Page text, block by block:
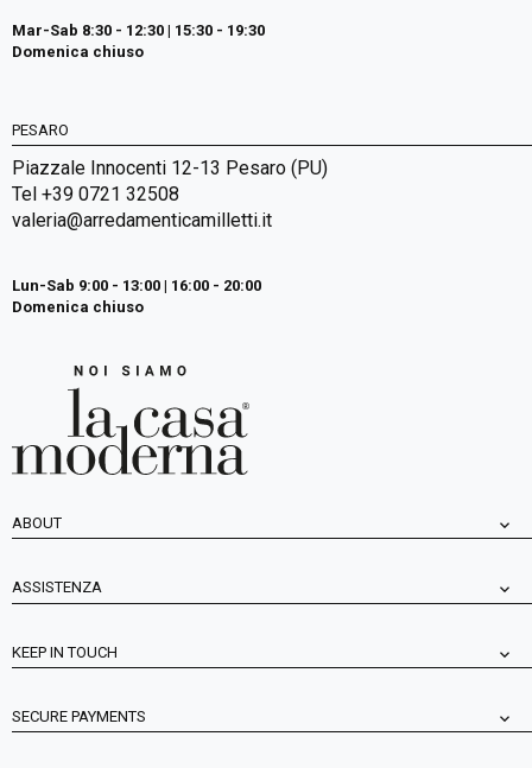
Mar-Sab 8:30 - 12:30 | 15:30 - 19:30
Domenica chiuso
PESARO
Piazzale Innocenti 12-13 Pesaro (PU)
Tel +39 0721 32508
valeria@arredamenticamilletti.it
Lun-Sab 9:00 - 13:00 | 16:00 - 20:00
Domenica chiuso
ABOUT
ASSISTENZA
KEEP IN TOUCH
SECURE PAYMENTS